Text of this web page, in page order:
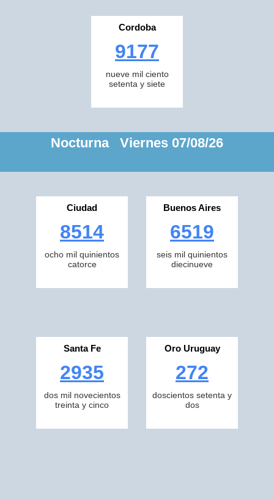
Cordoba
9177
nueve mil ciento
setenta y siete
Nocturna Viernes 07/08/26
Ciudad
8514
ocho mil quinientos
catorce
Buenos Aires
6519
seis mil quinientos
diecinueve
Santa Fe
2935
dos mil novecientos
treinta y cinco
Oro Uruguay
272
doscientos setenta y
dos